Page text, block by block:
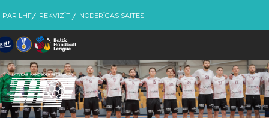
PAR LHF REKVIZĪTI NODERĪGAS SAITES